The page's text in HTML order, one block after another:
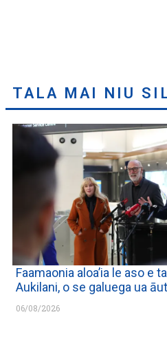
TALA MAI NIU
Faamaonia aloa’ia le aso e
Aukilani, o se galuega ua
06/08/2026